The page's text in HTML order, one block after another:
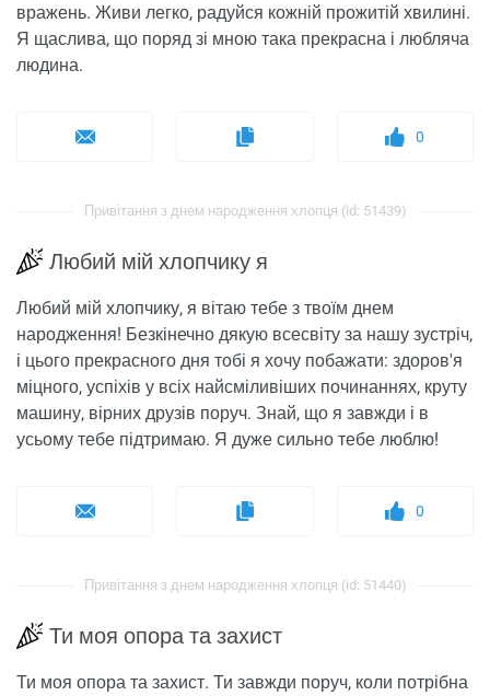
вражень. Живи легко, радуйся кожній прожитій хвилині.
Я щаслива, що поряд зі мною така прекрасна і любляча
людина.
0
Привітання з днем ​​народження хлопця (id: 51439)
Любий мій хлопчику я
Любий мій хлопчику, я вітаю тебе з твоїм днем ​​
народження! Безкінечно дякую всесвіту за нашу зустріч,
і цього прекрасного дня тобі я хочу побажати: здоров'я
міцного, успіхів у всіх найсміливіших починаннях, круту
машину, вірних друзів поруч. Знай, що я завжди і в
усьому тебе підтримаю. Я дуже сильно тебе люблю!
0
Привітання з днем ​​народження хлопця (id: 51440)
Ти моя опора та захист
Ти моя опора та захист. Ти завжди поруч, коли потрібна